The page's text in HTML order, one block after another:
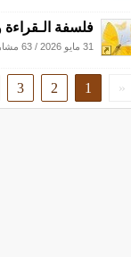
فلسفة الـقراءة
31 مايو 2026 / 63 مشاهدة
«
1
2
3